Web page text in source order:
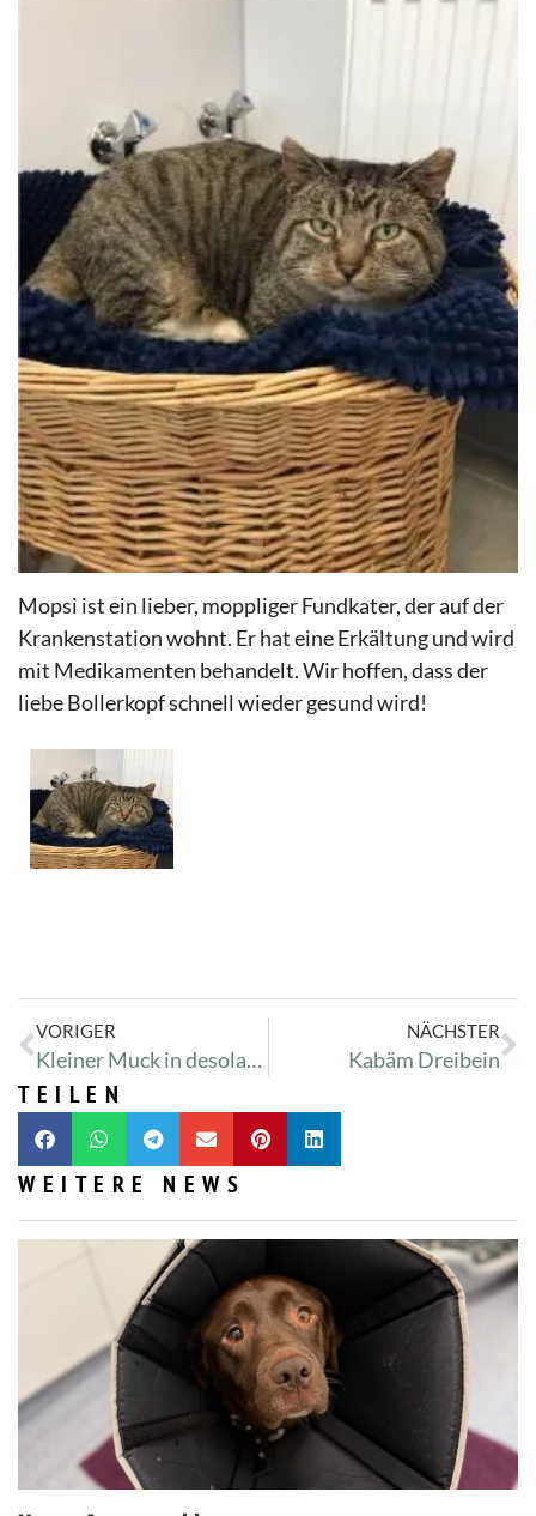
Mopsi ist ein lieber, moppliger Fundkater, der auf der
Krankenstation wohnt. Er hat eine Erkältung und wird
mit Medikamenten behandelt. Wir hoffen, dass der
liebe Bollerkopf schnell wieder gesund wird!
VORIGER
Kleiner Muck in desolatem Zustand
NÄCHSTER
Kabäm Dreibein
TEILEN
WEITERE NEWS